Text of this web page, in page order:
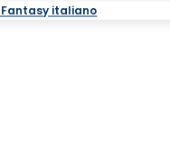
italiano